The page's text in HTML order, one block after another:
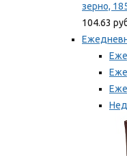
зерно,
104.63
Мы